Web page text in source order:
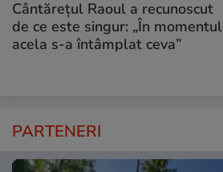
Cântărețul Raoul a recunoscut
de ce este singur: „În momentul
acela s-a întâmplat ceva”
PARTENERI